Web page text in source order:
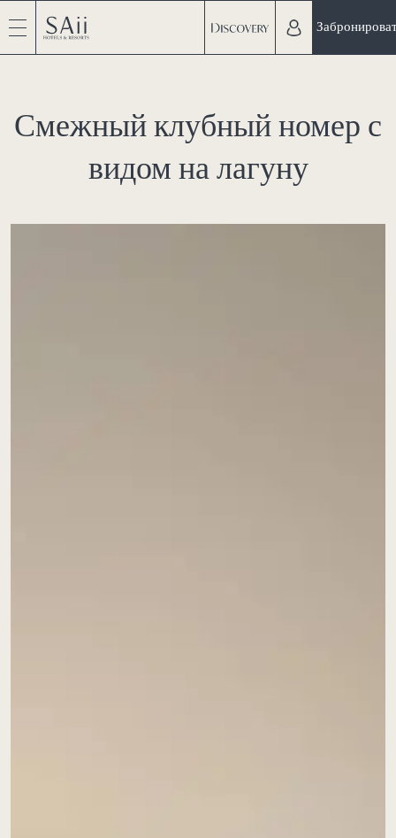
Смежный клубный номер с
видом на лагуну